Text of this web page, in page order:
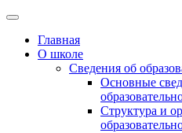
Главная
О школе
Сведения об
Основные
Структура и